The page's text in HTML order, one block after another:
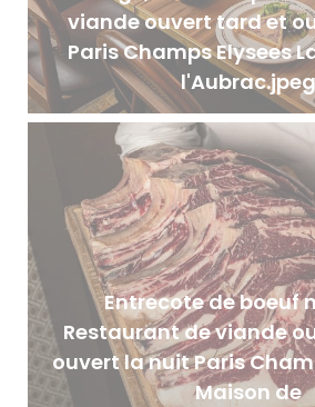
viande ouvert tard et
Paris Champs Elysees
l'Aubrac.jpeg
Entrecote de boeuf
Restaurant de viande
ouvert la nuit Paris
Maison de